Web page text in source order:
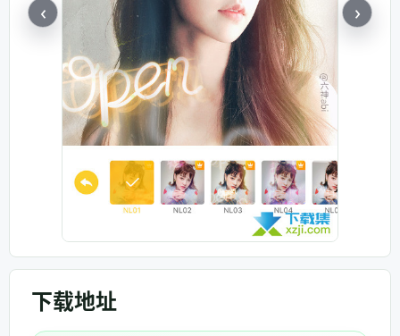
‹ ›
下载地址